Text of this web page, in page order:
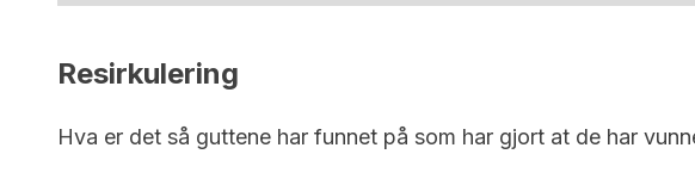
Resirkulering
Hva er det så guttene har funnet på som har gjort at de har